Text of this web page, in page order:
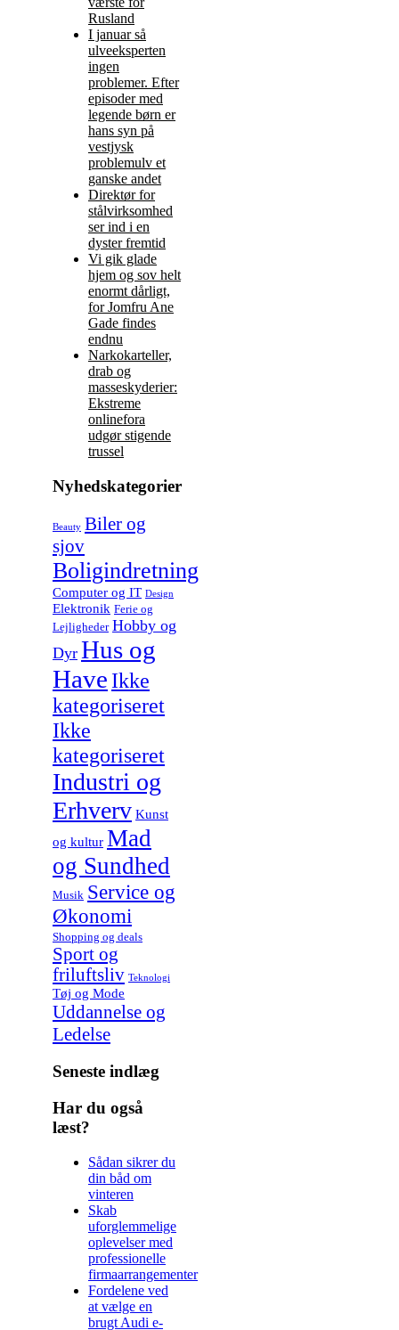
Rusland
I januar så
ulveeksperten
ingen
problemer. Efter
episoder med
legende børn er
hans syn på
vestjysk
problemulv et
ganske andet
Direktør for
stålvirksomhed
ser ind i en
dyster fremtid
Vi gik glade
hjem og sov helt
enormt dårligt,
for Jomfru Ane
Gade findes
endnu
Narkokarteller,
drab og
masseskyderier:
Ekstreme
onlinefora
udgør stigende
trussel
Nyhedskategorier
Beauty Biler og
sjov
Boligindretning
Computer og IT Design
Elektronik Ferie og
Lejligheder Hobby og
Dyr Hus og
Have Ikke
kategoriseret
Ikke
kategoriseret
Industri og
Erhverv Kunst
og kultur Mad
og Sundhed
Musik Service og
Økonomi
Shopping og deals
Sport og
friluftsliv Teknologi
Tøj og Mode
Uddannelse og
Ledelse
Seneste indlæg
Har du også
læst?
Sådan sikrer du
din båd om
vinteren
Skab
uforglemmelige
oplevelser med
professionelle
firmaarrangementer
Fordelene ved
at vælge en
brugt Audi e-